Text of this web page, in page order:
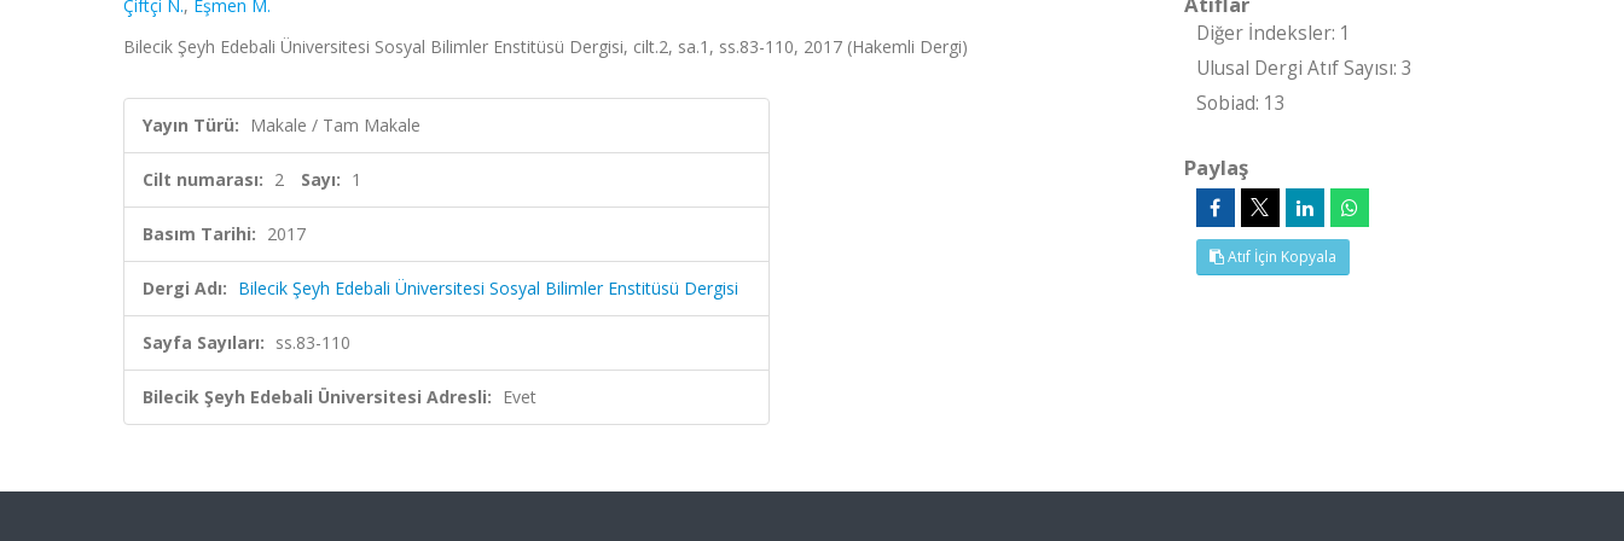
Çiftçi N., Eşmen M.
Bilecik Şeyh Edebali Üniversitesi Sosyal Bilimler Enstitüsü Dergisi, cilt.2, sa.1, ss.83-110, 2017 (Hakemli Dergi)
Yayın Türü: Makale / Tam Makale
Cilt numarası: 2 Sayı: 1
Basım Tarihi: 2017
Dergi Adı: Bilecik Şeyh Edebali Üniversitesi Sosyal Bilimler Enstitüsü Dergisi
Sayfa Sayıları: ss.83-110
Bilecik Şeyh Edebali Üniversitesi Adresli: Evet
Diğer İndeksler: 1
Ulusal Dergi Atıf Sayısı: 3
Sobiad: 13
Paylaş
Atıf İçin Kopyala